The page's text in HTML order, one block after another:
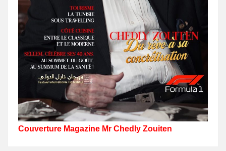
Couverture Magazine Mr Chedly Zouiten